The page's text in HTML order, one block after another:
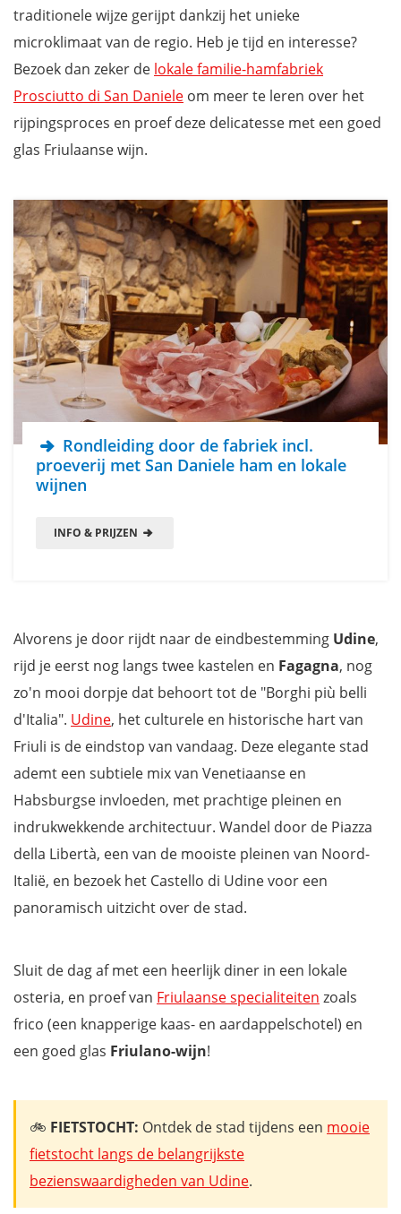
traditionele wijze gerijpt dankzij het unieke
microklimaat van de regio. Heb je tijd en interesse?
Bezoek dan zeker de lokale familie-hamfabriek
Prosciutto di San Daniele om meer te leren over het
rijpingsproces en proef deze delicatesse met een goed
glas Friulaanse wijn.
Rondleiding door de fabriek incl.
proeverij met San Daniele ham en lokale
wijnen
INFO & PRIJZEN
Alvorens je door rijdt naar de eindbestemming Udine,
rijd je eerst nog langs twee kastelen en Fagagna, nog
zo'n mooi dorpje dat behoort tot de "Borghi più belli
d'Italia". Udine, het culturele en historische hart van
Friuli is de eindstop van vandaag. Deze elegante stad
ademt een subtiele mix van Venetiaanse en
Habsburgse invloeden, met prachtige pleinen en
indrukwekkende architectuur. Wandel door de Piazza
della Libertà, een van de mooiste pleinen van Noord-
Italië, en bezoek het Castello di Udine voor een
panoramisch uitzicht over de stad.
Sluit de dag af met een heerlijk diner in een lokale
osteria, en proef van Friulaanse specialiteiten zoals
frico (een knapperige kaas- en aardappelschotel) en
een goed glas Friulano-wijn!
🚲 FIETSTOCHT: Ontdek de stad tijdens een mooie
fietstocht langs de belangrijkste
bezienswaardigheden van Udine.